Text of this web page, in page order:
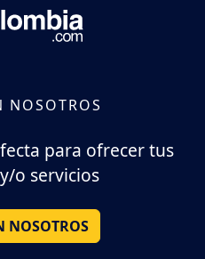
NOSOTROS
para ofrecer tus
o servicios
NOSOTROS